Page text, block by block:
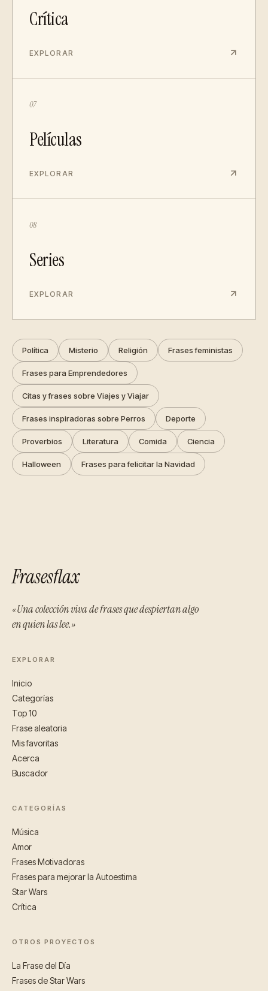
Crítica
EXPLORAR
07
Películas
EXPLORAR
08
Series
EXPLORAR
Política Misterio Religión Frases feministas
Frases para Emprendedores
Citas y frases sobre Viajes y Viajar
Frases inspiradoras sobre Perros Deporte
Proverbios Literatura Comida Ciencia
Halloween Frases para felicitar la Navidad
Frasesflax
«Una colección viva de frases que despiertan algo
en quien las lee.»
EXPLORAR
Inicio
Categorías
Top 10
Frase aleatoria
Mis favoritas
Acerca
Buscador
CATEGORÍAS
Música
Amor
Frases Motivadoras
Frases para mejorar la Autoestima
Star Wars
Crítica
OTROS PROYECTOS
La Frase del Día
Frases de Star Wars